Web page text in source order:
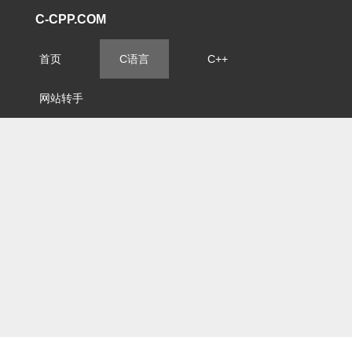
C-CPP.COM
首页 C语言 C++
网站转手